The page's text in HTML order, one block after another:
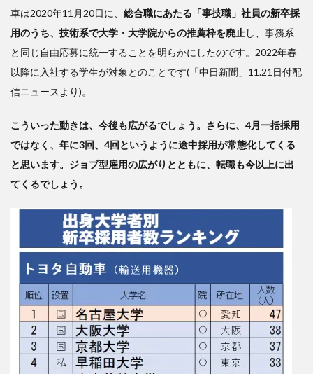
車は2020年11月20日に、 総合職にあたる「事技職」社員の新卒採
用のうち、技術系で大学・大学院からの推薦枠を廃止 し、事務系
と同じ自由応募に統一することを明らかにしたのです。2022年春
以降に入社する学生が対象とのことです(「中日新聞」11.21日付配
信ニュースより)。
こういった動きは、今後も広がるでしょう。さらに、4月一括採用
ではなく、年に3回、4回というように途中採用が常態化してくる
と思います。ジョブ型雇用の広がりとともに、転職も今以上に出
てくるでしょう。